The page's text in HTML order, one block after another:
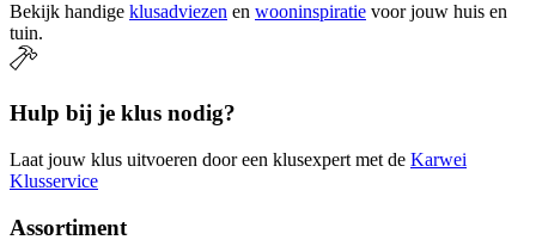
Bekijk handige klusadviezen en wooninspiratie voor jouw huis en
tuin.
Hulp bij je klus nodig?
Laat jouw klus uitvoeren door een klusexpert met de Karwei
Klusservice
Assortiment